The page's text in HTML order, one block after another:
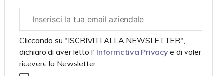
aziendale
Cliccando su "ISCRIVITI ALLA NEWSLETTER",
dichiaro di aver letto l' Informativa Privacye di voler
ricevere la Newsletter.